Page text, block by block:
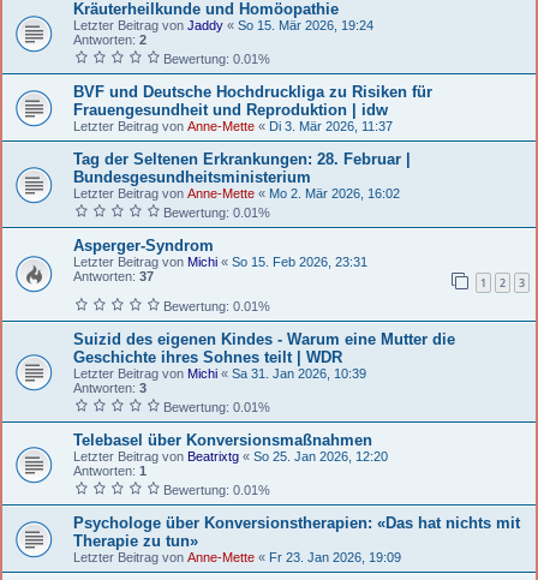
Kräuterheilkunde und Homöopathie
Letzter Beitrag von Jaddy « So 15. Mär 2026, 19:24
Antworten: 2
Bewertung: 0.01%
BVF und Deutsche Hochdruckliga zu Risiken für
Frauengesundheit und Reproduktion | idw
Letzter Beitrag von Anne-Mette « Di 3. Mär 2026, 11:37
Tag der Seltenen Erkrankungen: 28. Februar |
Bundesgesundheitsministerium
Letzter Beitrag von Anne-Mette « Mo 2. Mär 2026, 16:02
Bewertung: 0.01%
Asperger-Syndrom
Letzter Beitrag von Michi « So 15. Feb 2026, 23:31
Antworten: 37 1 2 3
Bewertung: 0.01%
Suizid des eigenen Kindes - Warum eine Mutter die
Geschichte ihres Sohnes teilt | WDR
Letzter Beitrag von Michi « Sa 31. Jan 2026, 10:39
Antworten: 3
Bewertung: 0.01%
Telebasel über Konversionsmaßnahmen
Letzter Beitrag von Beatrixtg « So 25. Jan 2026, 12:20
Antworten: 1
Bewertung: 0.01%
Psychologe über Konversionstherapien: «Das hat nichts mit
Therapie zu tun»
Letzter Beitrag von Anne-Mette « Fr 23. Jan 2026, 19:09